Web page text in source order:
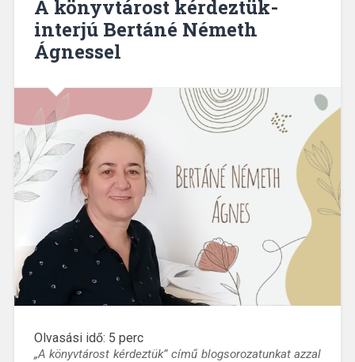
A könyvtárost kérdeztük-
interjú Bertáné Németh
Ágnessel
Olvasási idő: 5 perc
„A könyvtárost kérdeztük” című blogsorozatunkat azzal